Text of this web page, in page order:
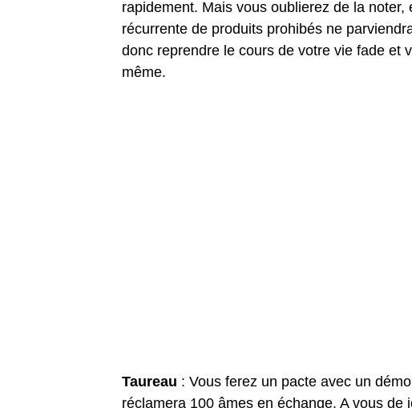
rapidement. Mais vous oublierez de la
récurrente de produits prohibés ne
donc reprendre le cours de votre vie fade et
même.
Taureau : Vous ferez un pacte avec un
réclamera 100 âmes en échange. A vous de